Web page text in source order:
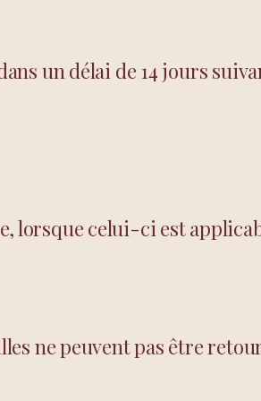
un délai de 14 jours
lorsque celui-ci est
ne peuvent pas être